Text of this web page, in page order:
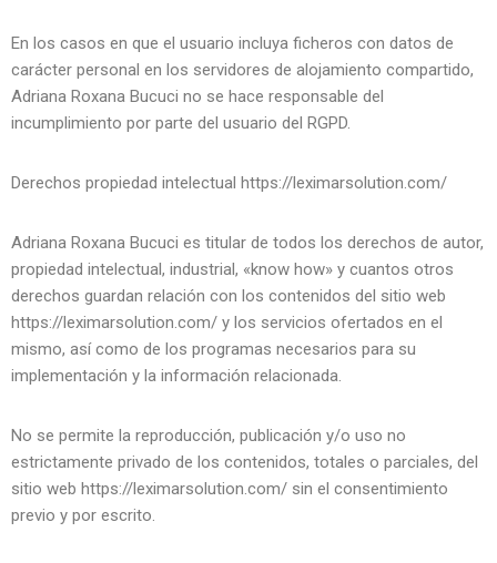
En los casos en que el usuario incluya ficheros con datos de
carácter personal en los servidores de alojamiento compartido,
Adriana Roxana Bucuci no se hace responsable del
incumplimiento por parte del usuario del RGPD.
Derechos propiedad intelectual https://leximarsolution.com/
Adriana Roxana Bucuci es titular de todos los derechos de autor,
propiedad intelectual, industrial, «know how» y cuantos otros
derechos guardan relación con los contenidos del sitio web
https://leximarsolution.com/ y los servicios ofertados en el
mismo, así como de los programas necesarios para su
implementación y la información relacionada.
No se permite la reproducción, publicación y/o uso no
estrictamente privado de los contenidos, totales o parciales, del
sitio web https://leximarsolution.com/ sin el consentimiento
previo y por escrito.